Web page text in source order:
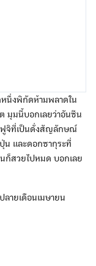
หนึ่งพิกัดห้ามพลาดใน
มุมนี้บอกเลยว่าอันซีน
ฟูจิที่เป็นดั่งสัญลักษณ์
น และดอกซากุระที่
ก็สวยไปหมด บอกเลย
ลายเดือนเมษายน